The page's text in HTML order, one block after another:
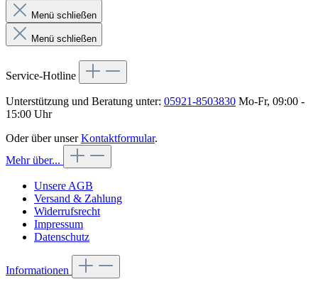
Menü schließen
Menü schließen
Service-Hotline
Unterstützung und Beratung unter: 05921-8503830 Mo-Fr, 09:00 -
15:00 Uhr
Oder über unserKontaktformular.
Mehr über...
Unsere AGB
Versand & Zahlung
Widerrufsrecht
Impressum
Datenschutz
Informationen